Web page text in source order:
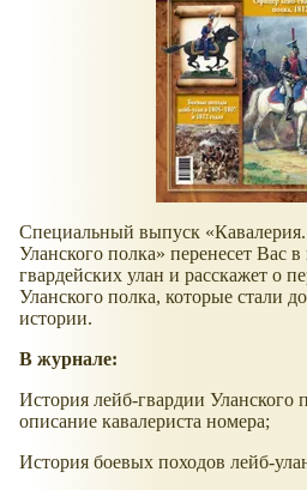
Специальный выпуск
Уланского полка» перенесет Вас
гвардейских улан и расскажет о
Уланского полка, которые стали
истории.
В журнале:
История лейб-гвардии Уланского
описание кавалериста номера;
История боевых походов лейб-